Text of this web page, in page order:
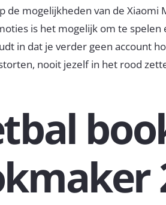
de mogelijkheden van de Xiaomi
is het mogelijk om te
in dat je verder geen account
nooit jezelf in het rood